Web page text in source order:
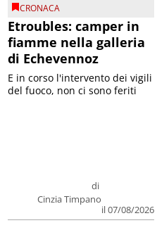
CRONACA
Etroubles: camper in
fiamme nella galleria
di Echevennoz
di
Cinzia Timpano
il 07/08/2026
E in corso l'intervento dei vigili
del fuoco, non ci sono feriti